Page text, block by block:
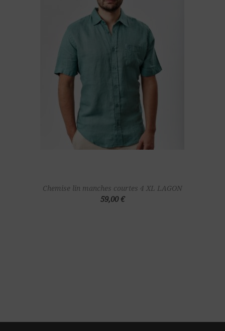
Chemise lin manches courtes 4 XL LAGON
59,00 €